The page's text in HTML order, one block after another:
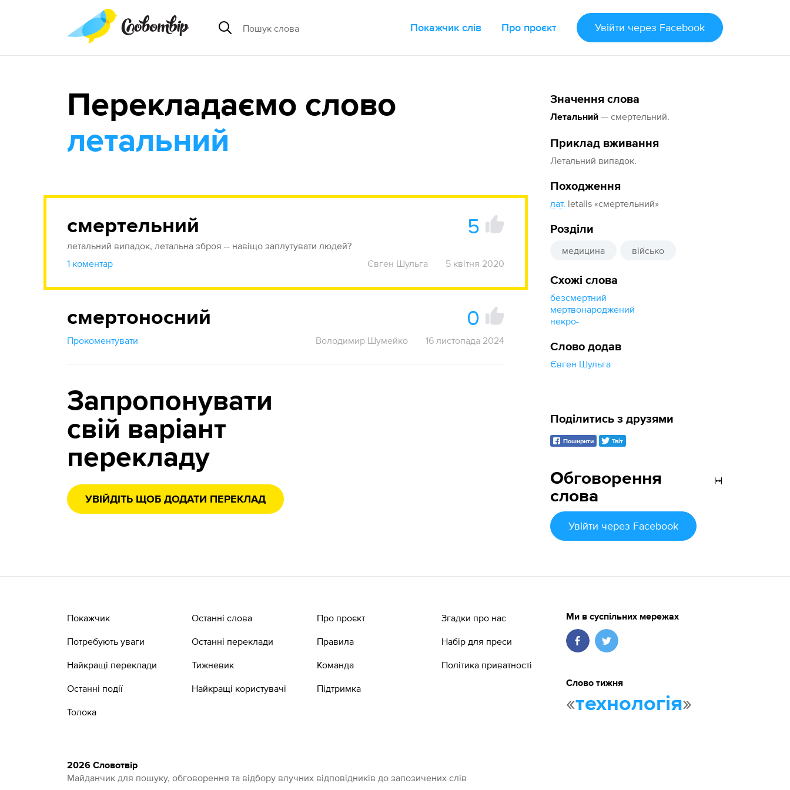
Покажчик слів Про проєкт Увійти через Facebook
Значення слова
Летальний — смертельний.
Приклад вживання
Летальний випадок.
Походження
лат. letalis «смертельний»
Розділи
медицина військо
Схожі слова
безсмертний
мертвонароджений
некро-
Слово додав
Євген Шульга
Перекладаємо слово
летальний
смертельний 5
летальний випадок, летальна зброя -- навіщо заплутувати людей?
1 коментар
Євген Шульга 5 квітня 2020
смертоносний 0
Прокоментувати Володимир Шумейко 16 листопада 2024
Запропонувати
свій варіант
перекладу
УВІЙДІТЬ ЩОБ ДОДАТИ ПЕРЕКЛАД
Обговорення
слова
Увійти через Facebook
Поділитись з друзями
Поширити Твіт
Покажчик
Потребують уваги
Найкращі переклади
Останні події
Толока
Останні слова
Останні переклади
Тижневик
Найкращі користувачі
Про проєкт
Правила
Команда
Підтримка
Згадки про нас
Набір для преси
Політика приватності
Ми в суспільних мережах
Слово тижня
«технологія»
2026 Словотвір
Майданчик для пошуку, обговорення та відбору влучних відповідників до запозичених слів